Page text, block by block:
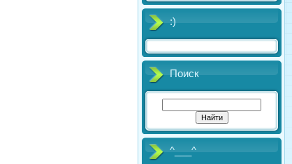
:)
Поиск
^___^